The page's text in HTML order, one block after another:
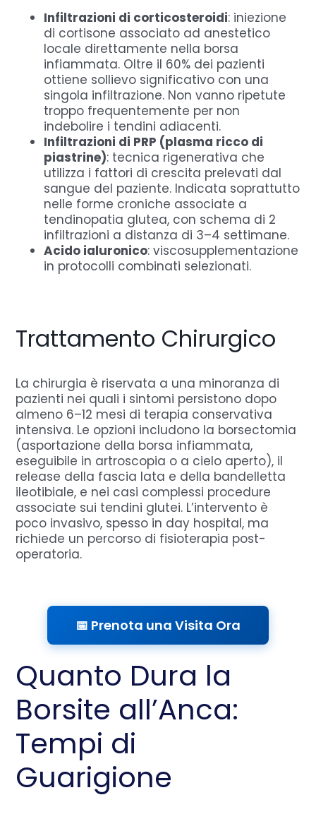
Infiltrazioni di corticosteroidi: iniezione
di cortisone associato ad anestetico
locale direttamente nella borsa
infiammata. Oltre il 60% dei pazienti
ottiene sollievo significativo con una
singola infiltrazione. Non vanno ripetute
troppo frequentemente per non
indebolire i tendini adiacenti.
Infiltrazioni di PRP (plasma ricco di
piastrine): tecnica rigenerativa che
utilizza i fattori di crescita prelevati dal
sangue del paziente. Indicata soprattutto
nelle forme croniche associate a
tendinopatia glutea, con schema di 2
infiltrazioni a distanza di 3–4 settimane.
Acido ialuronico: viscosupplementazione
in protocolli combinati selezionati.
Trattamento Chirurgico
La chirurgia è riservata a una minoranza di
pazienti nei quali i sintomi persistono dopo
almeno 6–12 mesi di terapia conservativa
intensiva. Le opzioni includono la borsectomia
(asportazione della borsa infiammata,
eseguibile in artroscopia o a cielo aperto), il
release della fascia lata e della bandelletta
ileotibiale, e nei casi complessi procedure
associate sui tendini glutei. L’intervento è
poco invasivo, spesso in day hospital, ma
richiede un percorso di fisioterapia post-
operatoria.
📅 Prenota una Visita Ora
Quanto Dura la
Borsite all’Anca:
Tempi di
Guarigione